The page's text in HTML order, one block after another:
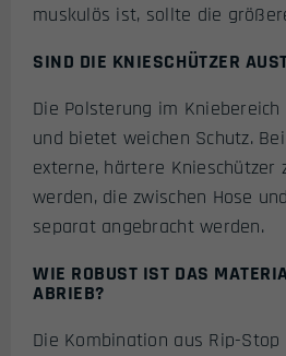
muskulös ist, sollte die
SIND DIE KNIESCHÜTZER
Die Polsterung im
und bietet weichen Schutz.
externe, härtere Knieschützer
werden, die zwischen Hose
separat angebracht werden.
WIE ROBUST IST DAS
ABRIEB?
Die Kombination aus Rip-